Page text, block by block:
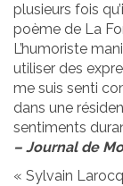
plusieurs fois
poème de La
L’humoriste
utiliser des
me suis senti
dans une
sentiments
– Journal de
« Sylvain